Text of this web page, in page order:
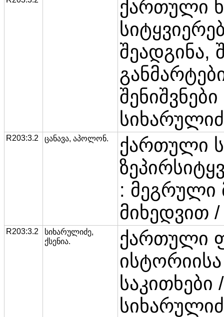
ქართული
შეადგინა,
R203:3.2 ცანავა, აპოლონ.
ქართული
: მეგრული
მიხედვით
R203:3.2
სიხარულიძე,
ქსენია.
ქართული
საკითხები